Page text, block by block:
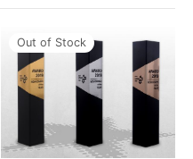
Out of Stock